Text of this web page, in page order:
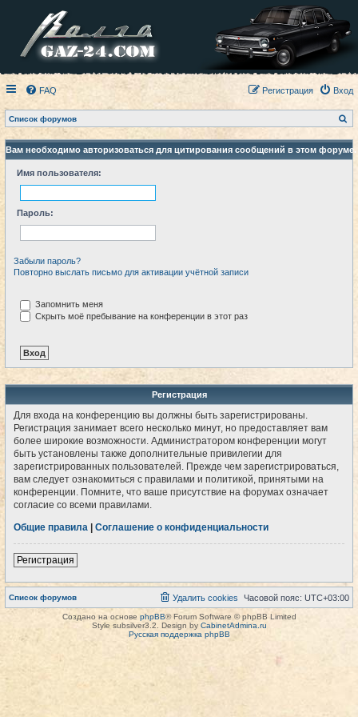
FAQ Вход
Регистрация
Список форумов
о
с
к
Вам необходимо авторизоваться для цитирования сообщений в этом форуме.
Имя пользователя:
Пароль:
Забыли пароль?
Повторно выслать письмо для активации учётной записи
Запомнить меня
Скрыть моё пребывание на конференции в этот раз
Регистрация
Для входа на конференцию вы должны быть зарегистрированы.
Регистрация занимает всего несколько минут, но предоставляет вам
более широкие возможности. Администратором конференции могут
быть установлены также дополнительные привилегии для
зарегистрированных пользователей. Прежде чем зарегистрироваться,
вам следует ознакомиться с правилами и политикой, принятыми на
конференции. Помните, что ваше присутствие на форумах означает
согласие со всеми правилами.
Общие правила
Соглашение о конфиденциальности
Регистрация
Список форумов Часовой пояс: UTC+03:00
Удалить cookies
Создано на основе phpBB® Forum Software © phpBB Limited
Style subsilver3.2. Design by CabinetAdmina.ru
Русская поддержка phpBB